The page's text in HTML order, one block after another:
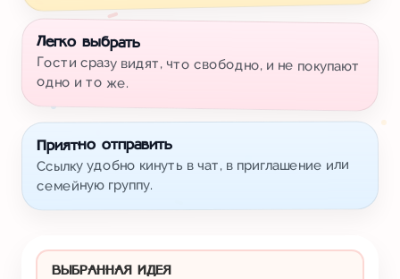
Легко выбрать
Гости сразу видят, что свободно, и не покупают
одно и то же.
Приятно отправить
Ссылку удобно кинуть в чат, в приглашение или
семейную группу.
ВЫБРАННАЯ ИДЕЯ